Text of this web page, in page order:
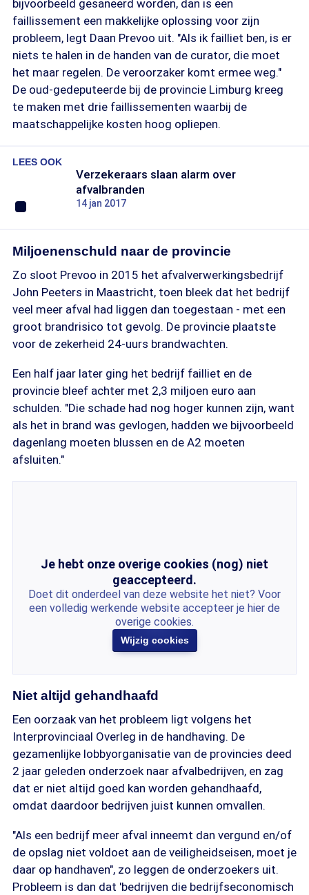
bijvoorbeeld gesaneerd worden, dan is een
faillissement een makkelijke oplossing voor zijn
probleem, legt Daan Prevoo uit. "Als ik failliet ben, is er
niets te halen in de handen van de curator, die moet
het maar regelen. De veroorzaker komt ermee weg."
De oud-gedeputeerde bij de provincie Limburg kreeg
te maken met drie faillissementen waarbij de
maatschappelijke kosten hoog opliepen.
LEES OOK
Verzekeraars slaan alarm over
afvalbranden
14 jan 2017
Miljoenenschuld naar de provincie
Zo sloot Prevoo in 2015 het afvalverwerkingsbedrijf
John Peeters in Maastricht, toen bleek dat het bedrijf
veel meer afval had liggen dan toegestaan - met een
groot brandrisico tot gevolg. De provincie plaatste
voor de zekerheid 24-uurs brandwachten.
Een half jaar later ging het bedrijf failliet en de
provincie bleef achter met 2,3 miljoen euro aan
schulden. "Die schade had nog hoger kunnen zijn, want
als het in brand was gevlogen, hadden we bijvoorbeeld
dagenlang moeten blussen en de A2 moeten
afsluiten."
Je hebt onze overige cookies (nog) niet
geaccepteerd.
Doet dit onderdeel van deze website het niet? Voor
een volledig werkende website accepteer je hier de
overige cookies.
Wijzig cookies
Niet altijd gehandhaafd
Een oorzaak van het probleem ligt volgens het
Interprovinciaal Overleg in de handhaving. De
gezamenlijke lobbyorganisatie van de provincies deed
2 jaar geleden onderzoek naar afvalbedrijven, en zag
dat er niet altijd goed kan worden gehandhaafd,
omdat daardoor bedrijven juist kunnen omvallen.
"Als een bedrijf meer afval inneemt dan vergund en/of
de opslag niet voldoet aan de veiligheidseisen, moet je
daar op handhaven", zo leggen de onderzoekers uit.
Probleem is dan dat 'bedrijven die bedrijfseconomisch